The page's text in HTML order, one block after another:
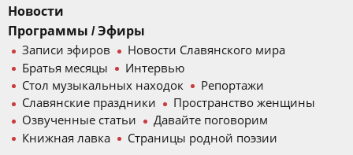
Новости
Программы / Эфиры
Записи эфиров
Новости Славянского мира
Братья месяцы
Интервью
Стол музыкальных находок
Репортажи
Славянские праздники
Пространство женщины
Озвученные статьи
Давайте поговорим
Книжная лавка
Страницы родной поэзии